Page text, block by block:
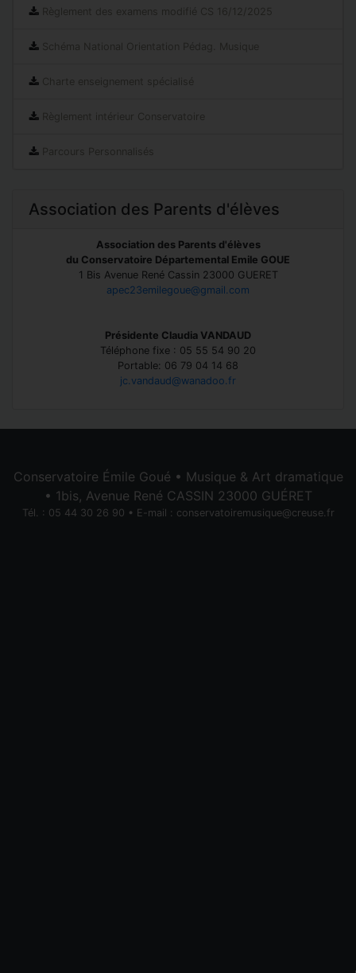
Règlement des examens modifié CS 16/12/2025
Schéma National Orientation Pédag. Musique
Charte enseignement spécialisé
Règlement intérieur Conservatoire
Parcours Personnalisés
Association des Parents d'élèves
Association des Parents d'élèves
du Conservatoire Départemental Emile GOUE
1 Bis Avenue René Cassin 23000 GUERET
apec23emilegoue@gmail.com
Présidente Claudia VANDAUD
Téléphone fixe : 05 55 54 90 20
Portable: 06 79 04 14 68
jc.vandaud@wanadoo.fr
Conservatoire Émile Goué • Musique & Art dramatique
• 1bis, Avenue René CASSIN 23000 GUÉRET
Tél. : 05 44 30 26 90 • E-mail : conservatoiremusique@creuse.fr